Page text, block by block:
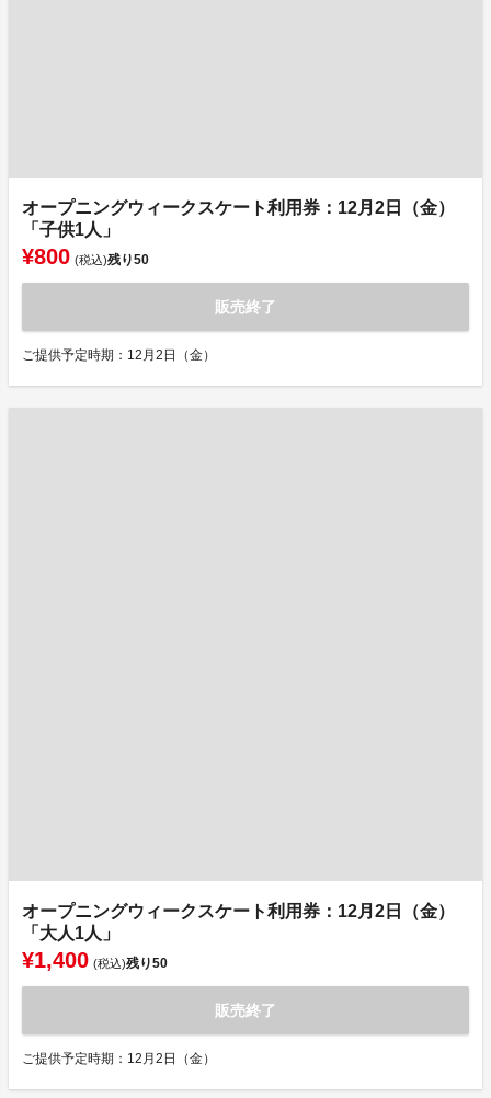
オープニングウィークスケート利用券：12月2日（金）
「子供1人」
¥800 (税込)残り50
販売終了
ご提供予定時期：12月2日（金）
オープニングウィークスケート利用券：12月2日（金）
「大人1人」
¥1,400 (税込)残り50
販売終了
ご提供予定時期：12月2日（金）